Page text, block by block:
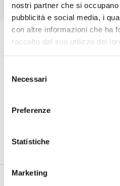
nostri partner che si
pubblicità e social media, i
con altre informazioni che ha
raccolto dal suo utilizzo dei
all'informativa:
https://
delNecessari
Preferenze
Statistiche
Marketing
Prova l'App Order